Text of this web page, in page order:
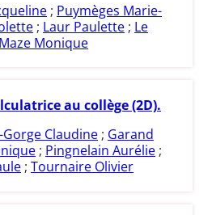
; Puymèges Marie-
; Laur Paulette ; Le
Maze Monique
au collège (2D).
Claudine ; Garand
; Pingnelain Aurélie ;
; Tournaire Olivier